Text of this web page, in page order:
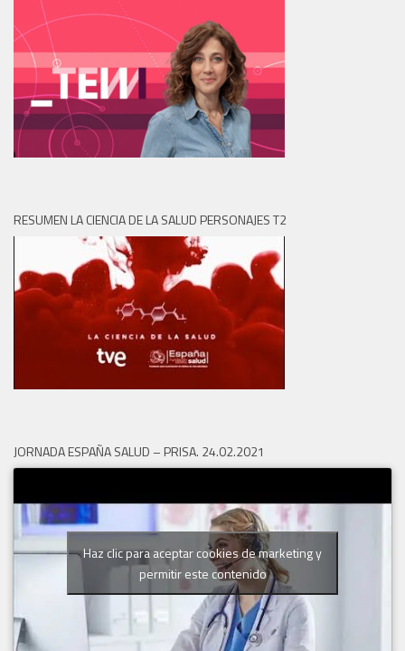
RESUMEN LA CIENCIA DE LA SALUD PERSONAJES T2
JORNADA ESPAÑA SALUD – PRISA. 24.02.2021
Haz clic para aceptar cookies de marketing y
permitir este contenido